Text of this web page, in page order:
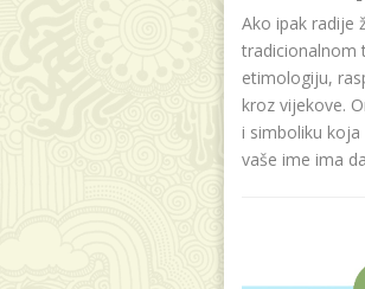
Ako ipak radije
tradicionalnom
etimologiju,
kroz vijekove.
i simboliku
vaše ime ima